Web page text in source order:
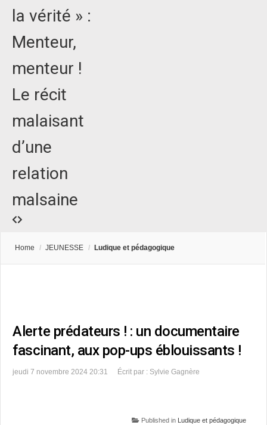
la vérité » :
Menteur,
menteur !
Le récit
malaisant
d’une
relation
malsaine
Home / JEUNESSE / Ludique et pédagogique
Alerte prédateurs ! : un documentaire
fascinant, aux pop-ups éblouissants !
jeudi 7 novembre 2024 20:31 Écrit par : Sylvie Gagnère
Published in
Ludique et pédagogique